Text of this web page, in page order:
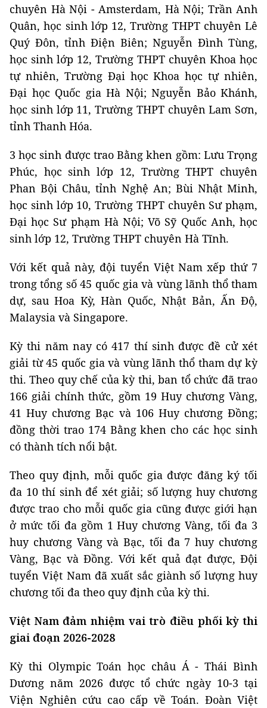
chuyên Hà Nội - Amsterdam, Hà Nội; Trần Anh
Quân, học sinh lớp 12, Trường THPT chuyên Lê
Quý Đôn, tỉnh Điện Biên; Nguyễn Đình Tùng,
học sinh lớp 12, Trường THPT chuyên Khoa học
tự nhiên, Trường Đại học Khoa học tự nhiên,
Đại học Quốc gia Hà Nội; Nguyễn Bảo Khánh,
học sinh lớp 11, Trường THPT chuyên Lam Sơn,
tỉnh Thanh Hóa.
3 học sinh được trao Bằng khen gồm: Lưu Trọng
Phúc, học sinh lớp 12, Trường THPT chuyên
Phan Bội Châu, tỉnh Nghệ An; Bùi Nhật Minh,
học sinh lớp 10, Trường THPT chuyên Sư phạm,
Đại học Sư phạm Hà Nội; Võ Sỹ Quốc Anh, học
sinh lớp 12, Trường THPT chuyên Hà Tĩnh.
Với kết quả này, đội tuyển Việt Nam xếp thứ 7
trong tổng số 45 quốc gia và vùng lãnh thổ tham
dự, sau Hoa Kỳ, Hàn Quốc, Nhật Bản, Ấn Độ,
Malaysia và Singapore.
Kỳ thi năm nay có 417 thí sinh được đề cử xét
giải từ 45 quốc gia và vùng lãnh thổ tham dự kỳ
thi. Theo quy chế của kỳ thi, ban tổ chức đã trao
166 giải chính thức, gồm 19 Huy chương Vàng,
41 Huy chương Bạc và 106 Huy chương Đồng;
đồng thời trao 174 Bằng khen cho các học sinh
có thành tích nổi bật.
Theo quy định, mỗi quốc gia được đăng ký tối
đa 10 thí sinh để xét giải; số lượng huy chương
được trao cho mỗi quốc gia cũng được giới hạn
ở mức tối đa gồm 1 Huy chương Vàng, tối đa 3
huy chương Vàng và Bạc, tối đa 7 huy chương
Vàng, Bạc và Đồng. Với kết quả đạt được, Đội
tuyển Việt Nam đã xuất sắc giành số lượng huy
chương tối đa theo quy định của kỳ thi.
Việt Nam đảm nhiệm vai trò điều phối kỳ thi
giai đoạn 2026-2028
Kỳ thi Olympic Toán học châu Á - Thái Bình
Dương năm 2026 được tổ chức ngày 10-3 tại
Viện Nghiên cứu cao cấp về Toán. Đoàn Việt